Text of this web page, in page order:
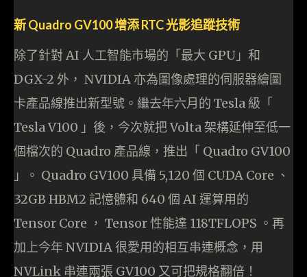
新 Quadro GV100 增添 RTC 光影追蹤技術
除了針對 AI 人工智能市場的「最大 GPU」和
DGX-2 外， NVIDIA 亦為圖像處理的伺服器繪圖
卡產品線推出新型號。繼去年六月的 Tesla 級「
Tesla V100 」後，今次就把 Volta 架構延伸至低一
個檔次的 Quadro 產品線，推出「 Quadro GV100
」。 Quadro GV100 具備 5,120 個 CUDA Core 、
32GB HBM2 記憶體和 640 個 AI 運算用的
Tensor Core ， Tensor 性能達 118TFLOPS 。再
加上今年 NVIDIA 很愛用的相互串連概念，用
NVLink 串連兩張 GV100 又可把規格翻倍！